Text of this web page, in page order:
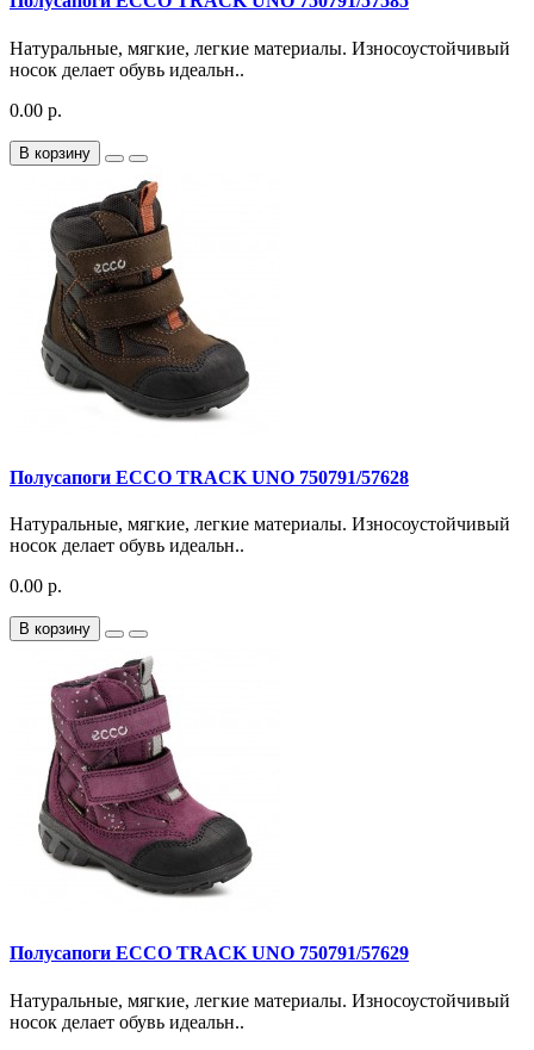
Натуральные, мягкие, легкие материалы. Износоустойчивый
носок делает обувь идеальн..
0.00 р.
В корзину
Полусапоги ECCO TRACK UNO 750791/57628
Натуральные, мягкие, легкие материалы. Износоустойчивый
носок делает обувь идеальн..
0.00 р.
В корзину
Полусапоги ECCO TRACK UNO 750791/57629
Натуральные, мягкие, легкие материалы. Износоустойчивый
носок делает обувь идеальн..